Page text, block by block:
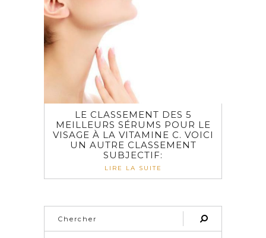
LE CLASSEMENT DES 5
MEILLEURS SÉRUMS POUR LE
VISAGE À LA VITAMINE C. VOICI
UN AUTRE CLASSEMENT
SUBJECTIF:
LIRE LA SUITE